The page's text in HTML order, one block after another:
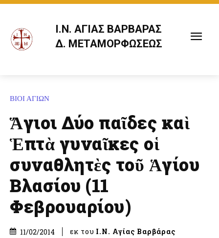
Ι.Ν. ΑΓΙΑΣ ΒΑΡΒΑΡΑΣ
Δ. ΜΕΤΑΜΟΡΦΩΣΕΩΣ
ΒΙΟΙ ΑΓΙΩΝ
Ἅγιοι Δύο παῖδες καὶ
Ἑπτὰ γυναῖκες οἱ
συναθλητὲς τοῦ Ἁγίου
Βλασίου (11
Φεβρουαρίου)
11/02/2014 εκ του Ι.Ν. Αγίας Βαρβάρας